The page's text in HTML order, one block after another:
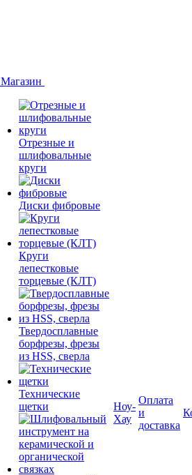
Магазин
Отрезные и
шлифовальные
круги
Диски фибровые
Круги
лепестковые
торцевые (КЛТ)
Твердосплавные
борфрезы, фрезы
из HSS, сверла
Технические
щетки
Ноу-
Хау
Оплата
и
доставка